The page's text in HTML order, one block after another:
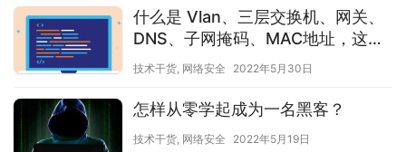
什么是 Vlan、三层交换机、网关、
DNS、子网掩码、MAC地址，这是
我看过最易懂的方法
技术干货, 网络安全 2022年5月30日
怎样从零学起成为一名黑客？
技术干货, 网络安全 2022年5月19日